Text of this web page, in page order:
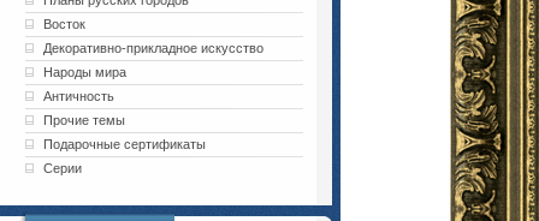
Восток
Декоративно-прикладное искусство
Народы мира
Античность
Прочие темы
Подарочные сертификаты
Серии